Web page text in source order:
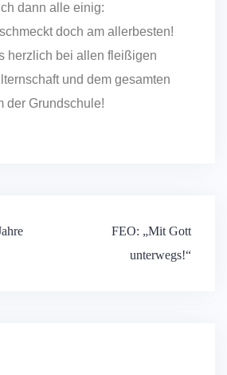
dann alle einig:
doch am allerbesten!
herzlich bei allen fleißigen
und dem gesamten
der Grundschule!
FEO: „Mit Gott
unterwegs!“